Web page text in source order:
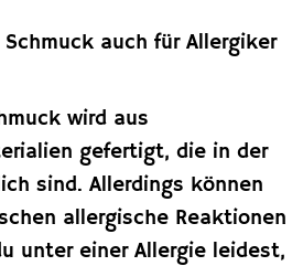
auch für Allergiker
wird aus
gefertigt, die in der
sind. Allerdings können
allergische Reaktionen
unter einer Allergie leidest,